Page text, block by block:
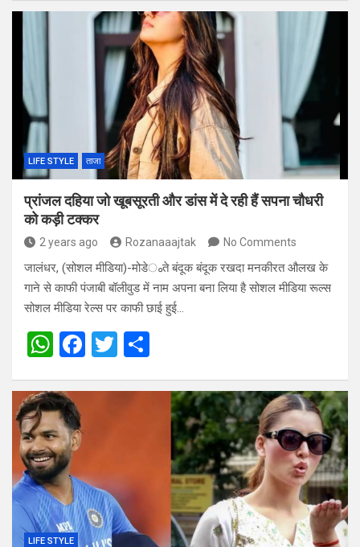
at ce
b
o
o
k
tt
er
ar
e
LIFE STYLE ताजा
प्रांजल दहिया जो खूबसूरती और डांस में दे रही हैं सपना चौधरी
को कड़ी टक्कर
2 years ago Rozanaaajtak No Comments
जालंधर, (सोशल मीडिया)-मोडेംते बंदूक बंदूक रखदा मनकीरत औलख के
गाने से काफी पंजाबी बॉलीवुड में नाम अपना बना लिया है सोशल मीडिया रूल्स
सोशल मीडिया रेल्स पर काफी छाई हुई…
W
at
s
A
p
p
F
ce
o
o
k
T
tt
er
ar
LIFE STYLE